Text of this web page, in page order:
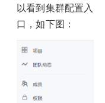
以看到集群配置入
口，如下图：